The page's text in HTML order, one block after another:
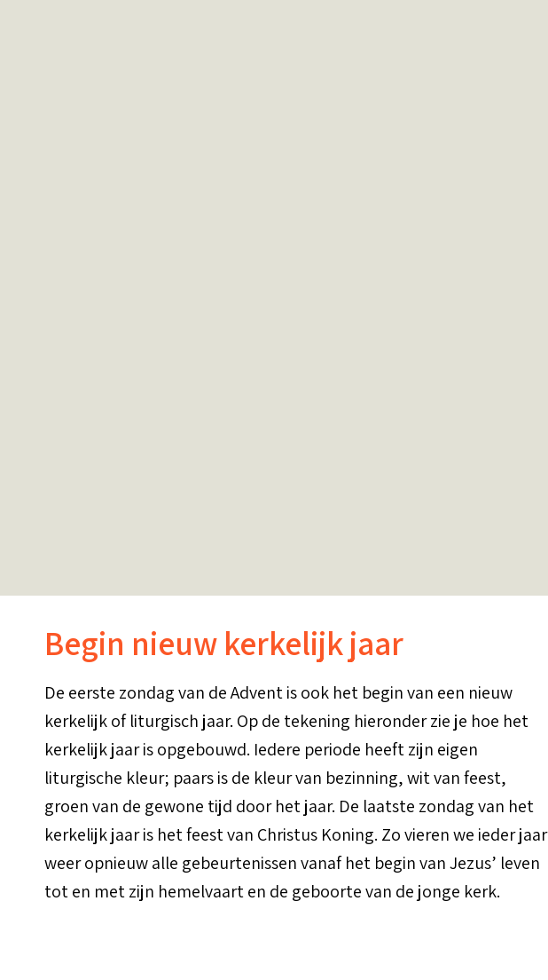
Begin nieuw kerkelijk jaar
De eerste zondag van de Advent is ook het begin van een nieuw
kerkelijk of liturgisch jaar. Op de tekening hieronder zie je hoe het
kerkelijk jaar is opgebouwd. Iedere periode heeft zijn eigen
liturgische kleur; paars is de kleur van bezinning, wit van feest,
groen van de gewone tijd door het jaar. De laatste zondag van het
kerkelijk jaar is het feest van Christus Koning. Zo vieren we ieder jaar
weer opnieuw alle gebeurtenissen vanaf het begin van Jezus’ leven
tot en met zijn hemelvaart en de geboorte van de jonge kerk.